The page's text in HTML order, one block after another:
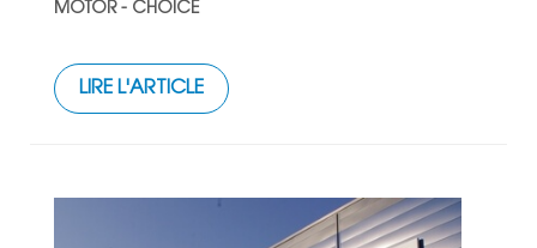
MOTOR - CHOICE
LIRE L'ARTICLE